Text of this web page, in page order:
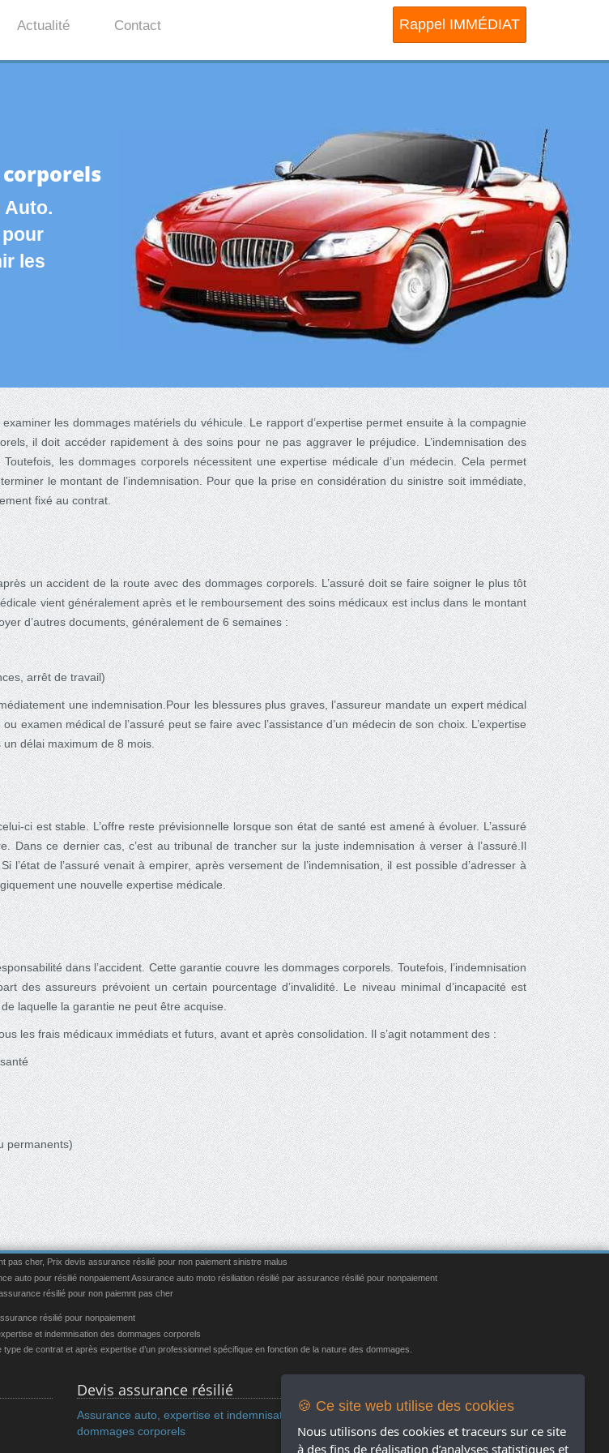
Actualité Contact Rappel IMMÉDIAT
Auto.
les
les dommages matériels du véhicule. Le rapport d’expertise permet ensuite à la compagnie
il doit accéder rapidement à des soins pour ne pas aggraver le préjudice. L’indemnisation des
les dommages corporels nécessitent une expertise médicale d’un médecin. Cela permet
le montant de l’indemnisation. Pour que la prise en considération du sinistre soit immédiate,
fixé au contrat.
un accident de la route avec des dommages corporels. L’assuré doit se faire soigner le plus tôt
vient généralement après et le remboursement des soins médicaux est inclus dans le montant
d’autres documents, généralement de 6 semaines :
arrêt de travail)
une indemnisation.Pour les blessures plus graves, l’assureur mandate un expert médical
examen médical de l’assuré peut se faire avec l’assistance d’un médecin de son choix. L’expertise
délai maximum de 8 mois.
ci est stable. L’offre reste prévisionnelle lorsque son état de santé est amené à évoluer. L’assuré
Dans ce dernier cas, c’est au tribunal de trancher sur la juste indemnisation à verser à l’assuré.Il
de l’assuré venait à empirer, après versement de l’indemnisation, il est possible d’adresser à
une nouvelle expertise médicale.
dans l’accident. Cette garantie couvre les dommages corporels. Toutefois, l’indemnisation
des assureurs prévoient un certain pourcentage d’invalidité. Le niveau minimal d’incapacité est
laquelle la garantie ne peut être acquise.
les frais médicaux immédiats et futurs, avant et après consolidation. Il s’agit notamment des :
permanents)
pas cher, Prix devis assurance résilié pour non paiement sinistre malus
auto pour résilié nonpaiementAssurance auto moto résiliation résilié par assurance résilié pour nonpaiement
résilié pour non paiemnt pas cher
résilié pour nonpaiement
et indemnisation des dommages corporels
de contrat et après expertise d’un professionnel spécifique en fonction de la nature des dommages.
Devis assurance résilié
Assurance auto, expertise et indemnisation des
dommages corporels
🍪 Ce site web utilise des cookies
Nous utilisons des cookies et traceurs sur ce site
à des fins de réalisation d’analyses statistiques et